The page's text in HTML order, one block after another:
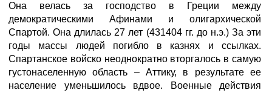
Она велась за господство в Греции между
демократическими Афинами и олигархической
Спартой. Она длилась 27 лет (431404 гг. до н.э.) За эти
годы массы людей погибло в казнях и ссылках.
Спартанское войско неоднократно вторгалось в самую
густонаселенную область – Аттику, в результате ее
население уменьшилось вдвое. Военные действия